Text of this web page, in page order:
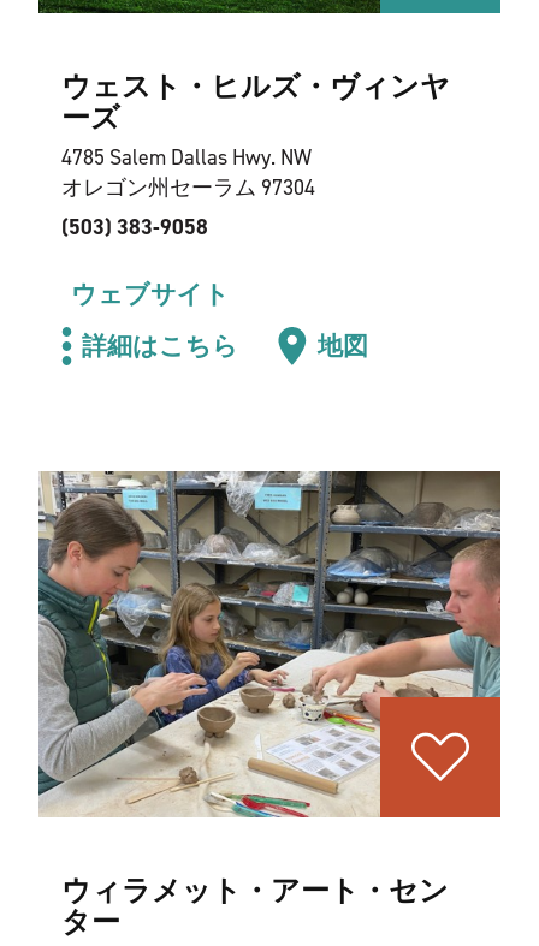
ウェスト・ヒルズ・ヴィンヤ
ーズ
4785 Salem Dallas Hwy. NW
オレゴン州セーラム 97304
(503) 383-9058
ウェブサイト
詳細はこちら
地図
ウィラメット・アート・セン
ター